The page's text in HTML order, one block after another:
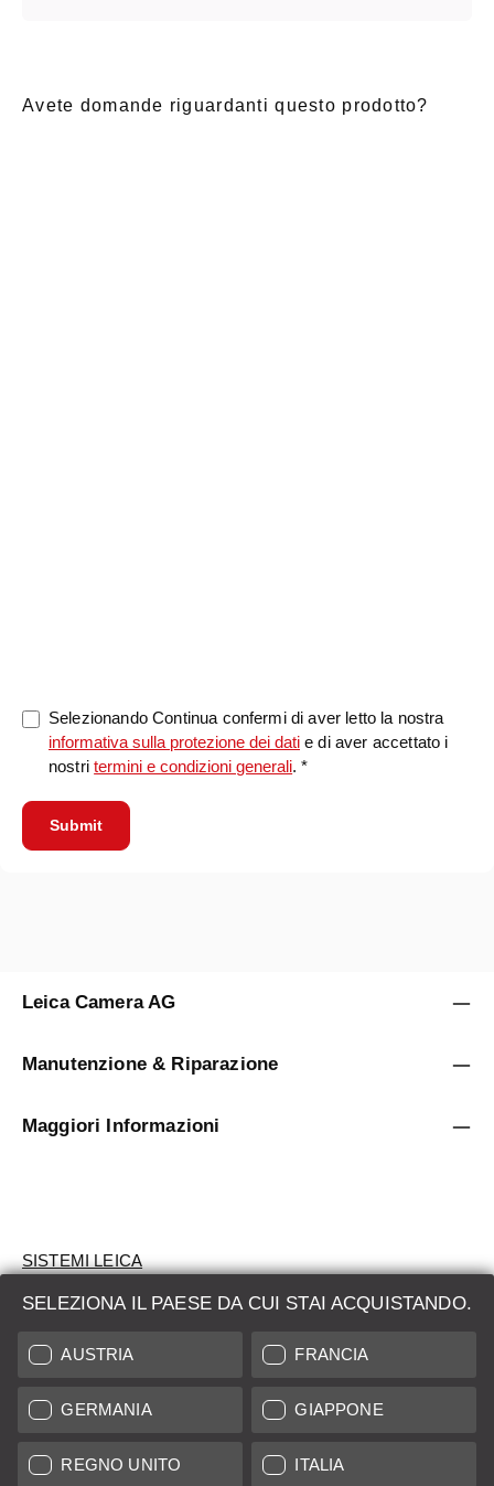
Avete domande riguardanti questo prodotto?
Selezionando Continua confermi di aver letto la nostra
informativa sulla protezione dei dati e di aver accettato i
nostritermini e condizioni generali. *
Submit
SELEZIONA IL PAESE DA CUI STAI ACQUISTANDO.
AUSTRIA FRANCIA
GERMANIA GIAPPONE
REGNO UNITO ITALIA
Leica Camera AG
Manutenzione & Riparazione
Maggiori Informazioni
SISTEMI LEICA
VALUTAZIONE
CERCHI UN PRODOTTO?
ASTE
PRODOTTI NUOVI